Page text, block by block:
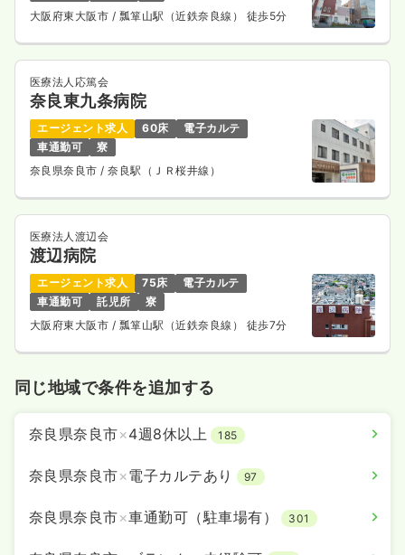
大阪府東大阪市 / 瓢箪山駅（近鉄奈良線） 徒歩5分
医療法人応篤会
奈良東九条病院
エージェント求人 60床
電子カルテ
車通勤可
寮
奈良県奈良市/ 奈良駅（ＪＲ桜井線）
医療法人渡辺会
渡辺病院
エージェント求人 75床
電子カルテ
車通勤可
託児所
寮
大阪府東大阪市 / 瓢箪山駅（近鉄奈良線） 徒歩7分
同じ地域で条件を追加する
奈良県奈良市×4週8休以上 185
奈良県奈良市×電子カルテあり 97
奈良県奈良市×車通勤可（駐車場有） 301